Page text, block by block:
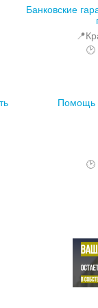
Банковские
Помощь